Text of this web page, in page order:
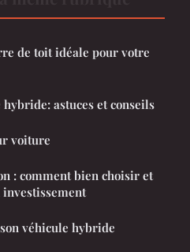
de toit idéale pour votre
astuces et conseils
voiture
: comment bien choisir et
véhicule hybride